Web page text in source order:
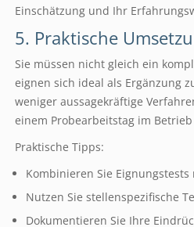
Einschätzung und Ihr
5. Praktische
Sie müssen nicht gleich ein
eignen sich ideal als Ergänzung
weniger aussagekräftige
einem Probearbeitstag im
Praktische Tipps:
Kombinieren Sie
Nutzen Sie stellenspezifische
Dokumentieren Sie Ihre